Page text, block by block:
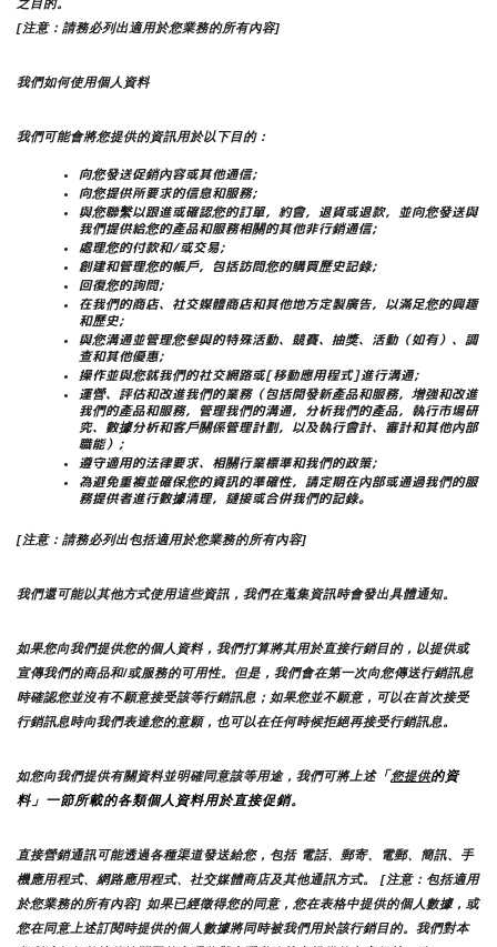
之目的。
[注意：請務必列出適用於您業務的所有內容]
我們如何使用個人資料
我們可能會將您提供的資訊用於以下目的：
向您發送促銷內容或其他通信;
向您提供所要求的信息和服務;
與您聯繫以跟進或確認您的訂單，約會，退貨或退款，並向您發送與
我們提供給您的產品和服務相關的其他非行銷通信;
處理您的付款和/或交易;
創建和管理您的帳戶，包括訪問您的購買歷史記錄;
回復您的詢問;
在我們的商店、社交媒體商店和其他地方定製廣告，以滿足您的興趣
和歷史;
與您溝通並管理您參與的特殊活動、競賽、抽獎、活動（如有）、調
查和其他優惠;
操作並與您就我們的社交網路或[移動應用程式]進行溝通;
運營、評估和改進我們的業務（包括開發新產品和服務，增強和改進
我們的產品和服務，管理我們的溝通，分析我們的產品，執行市場研
究、數據分析和客戶關係管理計劃，以及執行會計、審計和其他內部
職能）;
遵守適用的法律要求、相關行業標準和我們的政策;
為避免重複並確保您的資訊的準確性，請定期在內部或通過我們的服
務提供者進行數據清理，鏈接或合併我們的記錄。
[注意：請務必列出包括適用於您業務的所有內容]
我們還可能以其他方式使用這些資訊，我們在蒐集資訊時會發出具體通知。
如果您向我們提供您的個人資料，我們打算將其用於直接行銷目的，以提供或
宣傳我們的商品和/或服務的可用性。但是，我們會在第一次向您傳送行銷訊息
時確認您並沒有不願意接受該等行銷訊息；如果您並不願意，可以在首次接受
行銷訊息時向我們表達您的意願，也可以在任何時候拒絕再接受行銷訊息。
如您向我們提供有關資料並明確同意該等用途，我們可將上述「 您提供的資
料」一節所載的各類個人資料用於直接促銷。
直接營銷通訊可能透過各種渠道發送給您，包括 電話、郵寄、電郵、簡訊、手
機應用程式、網路應用程式、社交媒體商店及其他通訊方式。 [注意：包括適用
於您業務的所有內容] 如果已經徵得您的同意，您在表格中提供的個人數據，或
您在同意上述訂閱時提供的個人數據將同時被我們用於該行銷目的。我們對本